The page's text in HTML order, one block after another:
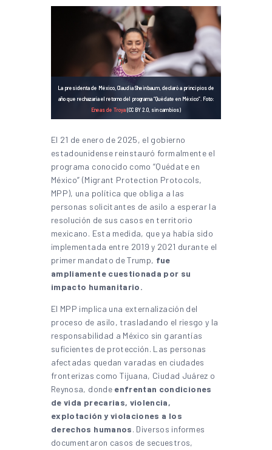
La presidenta de México, Claudia Sheinbaum, declaró a principios de
año que rechazaría el retorno del programa “Quédate en México”. Foto:
Eneas de Troya (CC BY 2.0, sin cambios)
El 21 de enero de 2025, el gobierno
estadounidense reinstauró formalmente el
programa conocido como “Quédate en
México” (Migrant Protection Protocols,
MPP), una política que obliga a las
personas solicitantes de asilo a esperar la
resolución de sus casos en territorio
mexicano. Esta medida, que ya había sido
implementada entre 2019 y 2021 durante el
primer mandato de Trump, fue
ampliamente cuestionada por su
impacto humanitario.
El MPP implica una externalización del
proceso de asilo, trasladando el riesgo y la
responsabilidad a México sin garantías
suficientes de protección. Las personas
afectadas quedan varadas en ciudades
fronterizas como Tijuana, Ciudad Juárez o
Reynosa, donde enfrentan condiciones
de vida precarias, violencia,
explotación y violaciones a los
derechos humanos. Diversos informes
documentaron casos de secuestros,